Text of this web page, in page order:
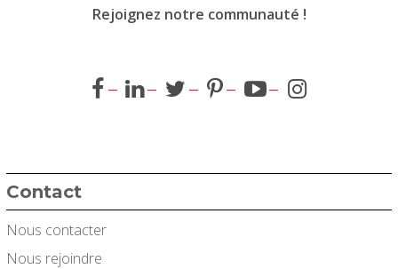
Rejoignez notre communauté !
Contact
Nous contacter
Nous rejoindre